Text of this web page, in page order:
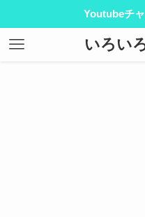
Youtubeチ
いろい